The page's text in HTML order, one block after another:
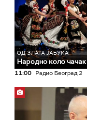
ОД ЗЛАТА ЈАБУКА
Народно коло чачак
11:00 Радио Београд 2